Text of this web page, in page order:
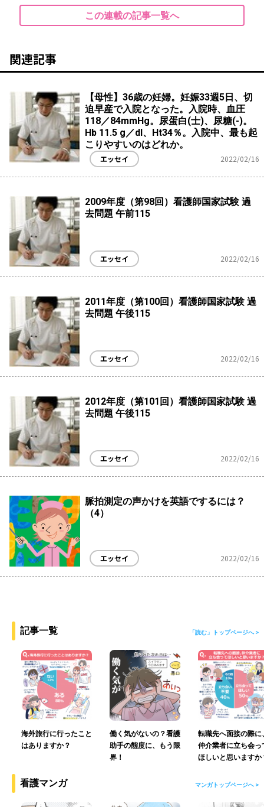
この連載の記事一覧へ
関連記事
【母性】36歳の妊婦。妊娠33週5日、切
迫早産で入院となった。入院時、血圧
118／84mmHg。尿蛋白(士)、尿糖(-)。
Hb 11.5 g／dl、Ht34％。入院中、最も起
こりやすいのはどれか。
エッセイ 2022/02/16
2009年度（第98回）看護師国家試験 過
去問題 午前115
エッセイ 2022/02/16
2011年度（第100回）看護師国家試験 過
去問題 午後115
エッセイ 2022/02/16
2012年度（第101回）看護師国家試験 過
去問題 午後115
エッセイ 2022/02/16
脈拍測定の声かけを英語でするには？
（4）
エッセイ 2022/02/16
記事一覧 「読む」トップページへ >
海外旅行に行ったこと
はありますか？
働く気がないの？看護
助手の態度に、もう限
界！
転職先へ面接の際に
仲介業者に立ち会っ
ほしいと思いますか
看護マンガ マンガトップページへ >